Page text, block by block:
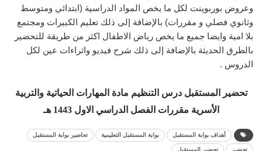
وعروض بوربوينت لكل ما يخص المواد الدراسية (ابتدائي ومتوسط
وثانوي فصلي و مقررات) بالإضافة إلى ذلك تعليم الكبيرات ومجتمع
بلا امية وايضا جميع ما يخص رياض الاطفال اكثر من طريقة للتحضير
بالطرق الحديثة بالإضافة إلى ذلك شرح فيديو واثراءات عين لكل
الدروس .
تحضير المستقبل درس التنظيم مادة المهارات الحياتية والتربية
الأسرية مقررات الفصل الدراسي الاول 1443 هـ
أهداف بوابة المستقبل بوابة المستقبل التعليمية تحاضير بوابة المستقبل
تحضير تحضير المستقبل